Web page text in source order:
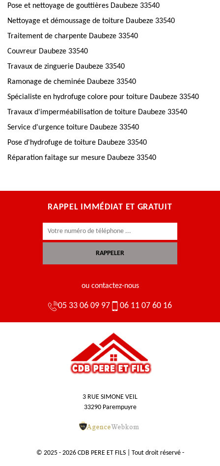
Pose et nettoyage de gouttières Daubeze 33540
Nettoyage et démoussage de toiture Daubeze 33540
Traitement de charpente Daubeze 33540
Couvreur Daubeze 33540
Travaux de zinguerie Daubeze 33540
Ramonage de cheminée Daubeze 33540
Spécialiste en hydrofuge colore pour toiture Daubeze 33540
Travaux d'imperméabilisation de toiture Daubeze 33540
Service d'urgence toiture Daubeze 33540
Pose d'hydrofuge de toiture Daubeze 33540
Réparation faitage sur mesure Daubeze 33540
RAPPEL IMMÉDIAT ET GRATUIT
ou contactez-nous
05 33 06 09 97 06 11 07 60 16
3 RUE SIMONE VEIL
33290 Parempuyre
© 2025 - 2026 CDB PERE ET FILS | Tout droit réservé -